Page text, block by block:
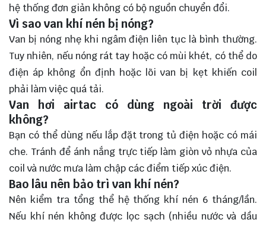
hệ thống đơn giản không có bộ nguồn chuyển đổi.
Vì sao van khí nén bị nóng?
Van bị nóng nhẹ khi ngâm điện liên tục là bình thường.
Tuy nhiên, nếu nóng rát tay hoặc có mùi khét, có thể do
điện áp không ổn định hoặc lõi van bị kẹt khiến coil
phải làm việc quá tải.
Van hơi airtac có dùng ngoài trời được
không?
Bạn có thể dùng nếu lắp đặt trong tủ điện hoặc có mái
che. Tránh để ánh nắng trực tiếp làm giòn vỏ nhựa của
coil và nước mưa làm chập các điểm tiếp xúc điện.
Bao lâu nên bảo trì van khí nén?
Nên kiểm tra tổng thể hệ thống khí nén 6 tháng/lần.
Nếu khí nén không được lọc sạch (nhiều nước và dầu